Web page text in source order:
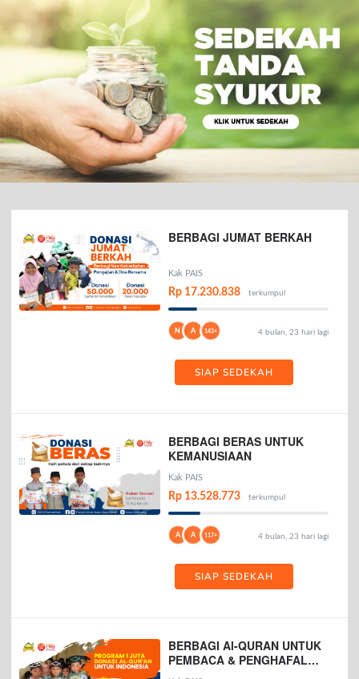
BERBAGI JUMAT BERKAH
Kak PAIS
Rp 17.230.838 terkumpul
N A 143+ 4 bulan, 23 hari lagi
SIAP SEDEKAH
BERBAGI BERAS UNTUK
KEMANUSIAAN
Kak PAIS
Rp 13.528.773 terkumpul
A A 117+ 4 bulan, 23 hari lagi
SIAP SEDEKAH
BERBAGI Al-QURAN UNTUK
PEMBACA & PENGHAFAL
AL-QURAN